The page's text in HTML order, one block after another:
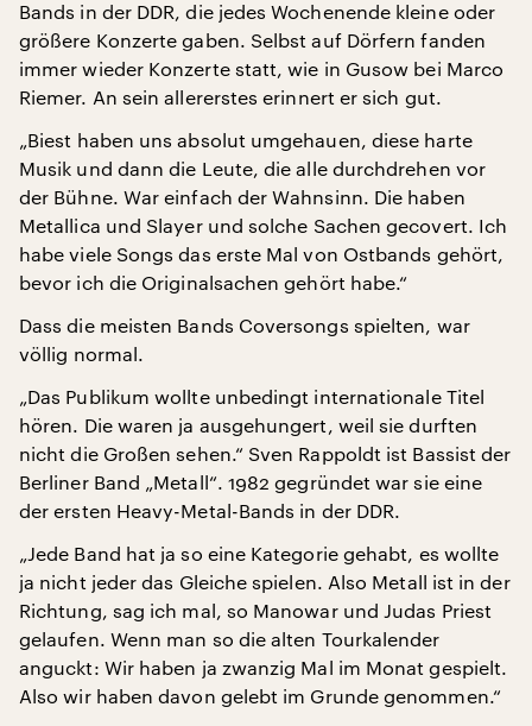
Bands in der DDR, die jedes Wochenende kleine oder
größere Konzerte gaben. Selbst auf Dörfern fanden
immer wieder Konzerte statt, wie in Gusow bei Marco
Riemer. An sein allererstes erinnert er sich gut.
„Biest haben uns absolut umgehauen, diese harte
Musik und dann die Leute, die alle durchdrehen vor
der Bühne. War einfach der Wahnsinn. Die haben
Metallica und Slayer und solche Sachen gecovert. Ich
habe viele Songs das erste Mal von Ostbands gehört,
bevor ich die Originalsachen gehört habe.“
Dass die meisten Bands Coversongs spielten, war
völlig normal.
„Das Publikum wollte unbedingt internationale Titel
hören. Die waren ja ausgehungert, weil sie durften
nicht die Großen sehen.“ Sven Rappoldt ist Bassist der
Berliner Band „Metall“. 1982 gegründet war sie eine
der ersten Heavy-Metal-Bands in der DDR.
„Jede Band hat ja so eine Kategorie gehabt, es wollte
ja nicht jeder das Gleiche spielen. Also Metall ist in der
Richtung, sag ich mal, so Manowar und Judas Priest
gelaufen. Wenn man so die alten Tourkalender
anguckt: Wir haben ja zwanzig Mal im Monat gespielt.
Also wir haben davon gelebt im Grunde genommen.“